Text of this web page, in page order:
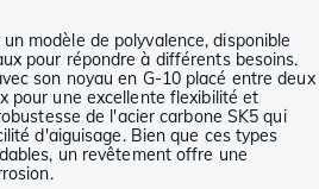
modèle de polyvalence, disponible
pour répondre à différents besoins.
son noyau en G-10 placé entre deux
pour une excellente flexibilité et
de l'acier carbone SK5 qui
d'aiguisage. Bien que ces types
un revêtement offre une